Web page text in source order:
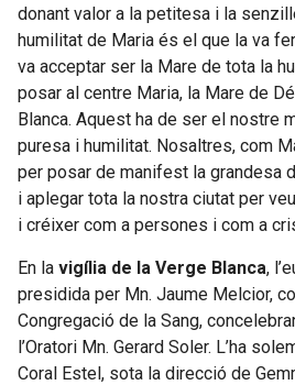
donant valor a la petitesa i la
humilitat de Maria és el que la va
va acceptar ser la Mare de tota la
posar al centre Maria, la Mare de
Blanca. Aquest ha de ser el nostre
puresa i humilitat. Nosaltres, com
per posar de manifest la grandesa
i aplegar tota la nostra ciutat per
i créixer com a persones i com a
En la vigília de la Verge Blanca,
presidida per Mn. Jaume Melcior,
Congregació de la Sang,
l’Oratori Mn. Gerard Soler. L’ha
Coral Estel, sota la direcció de